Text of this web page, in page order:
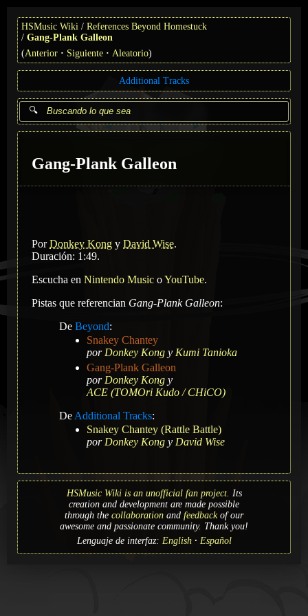
HSMusic Wiki
References Beyond Homestuck
Gang-Plank Galleon
(Anterior Siguiente Aleatorio)
Additional Tracks
Gang-Plank Galleon
PorDonkey Kong y David Wise.
Duración: 1:49.
Escucha en Nintendo Music oYouTube.
Pistas que referencian Gang-Plank Galleon:
De Beyond:
Snakey Chantey
por Donkey Kong y Kumi Tanioka
Gang-Plank Galleon
por Donkey Kong y
ACE (TOMOri Kudo / CHiCO)
De Additional Tracks:
Snakey Chantey (Rattle Battle)
por Donkey Kong y David Wise
HSMusic Wiki is an unofficial fan project. Its
creation and development are made possible
through the collaboration and feedbackof our
awesome and passionate community. Thank you!
Lenguaje de interfaz: English Español